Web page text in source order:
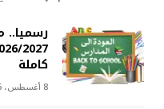
رسميا..
كاملة
8 أغسطس، 2026